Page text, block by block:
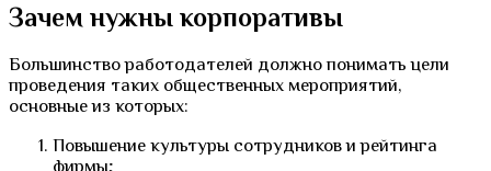
Зачем нужны корпоративы
Большинство работодателей должно понимать цели
проведения таких общественных мероприятий,
основные из которых:
Повышение культуры сотрудников и рейтинга
фирмы;